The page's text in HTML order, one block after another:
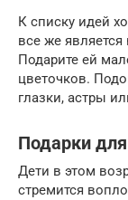
К списку идей
все же
Подарите ей
цветочков.
глазки, астры
Подарки
Дети в этом
стремится